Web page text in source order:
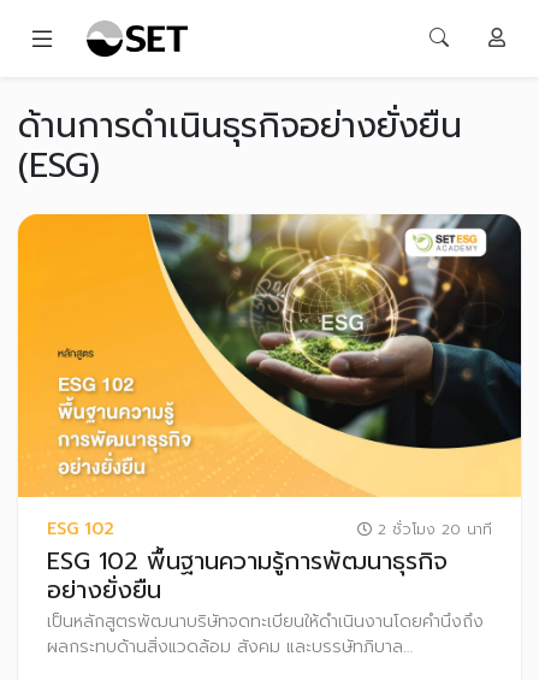
ด้านการดำเนินธุรกิจอย่างยั่งยืน
(ESG)
ESG 102 2 ชั่วโมง 20 นาที
ESG 102 พื้นฐานความรู้การพัฒนาธุรกิจ
อย่างยั่งยืน
เป็นหลักสูตรพัฒนาบริษัทจดทะเบียนให้ดำเนินงานโดยคำนึงถึง
ผลกระทบด้านสิ่งแวดล้อม สังคม และบรรษัทภิบาล